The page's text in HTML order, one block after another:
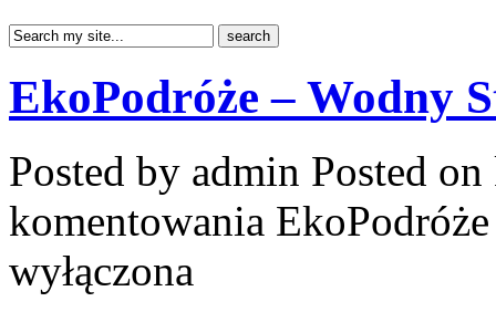
EkoPodróże – Wodny
Posted by admin Posted
komentowania
wyłączona